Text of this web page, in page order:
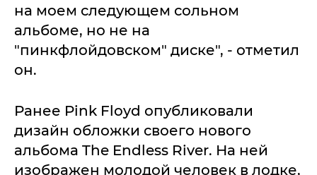
на моем следующем сольном
альбоме, но не на
"пинкфлойдовском" диске", - отметил
он.
Ранее Pink Floyd опубликовали
дизайн обложки своего нового
альбома The Endless River. На ней
изображен молодой человек в лодке,